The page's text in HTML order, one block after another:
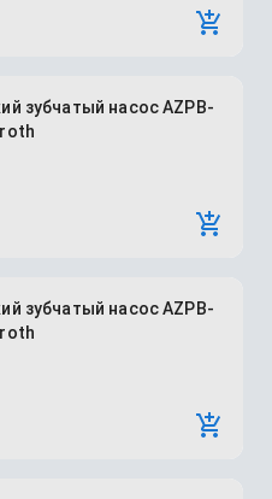
зубчатый насос AZPB-
зубчатый насос AZPB-